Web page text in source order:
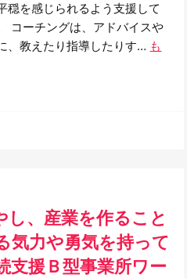
穏を感じられるよう支援して
コーチングは、アドバイスや
、教えたり指導したりす… も
、産業を作ること
気力や勇気を持って
支援Ｂ型事業所ワー